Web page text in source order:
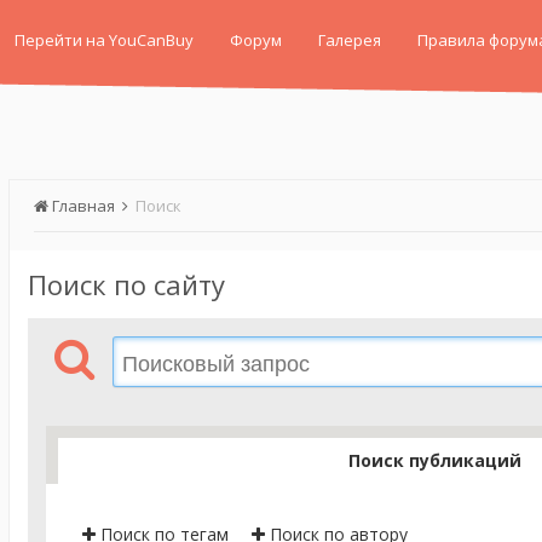
Перейти на YouCanBuy Форум Галерея Правила
Главная Поиск
Поиск по сайту
Поиск публикаций
Поиск по тегам Поиск по автору